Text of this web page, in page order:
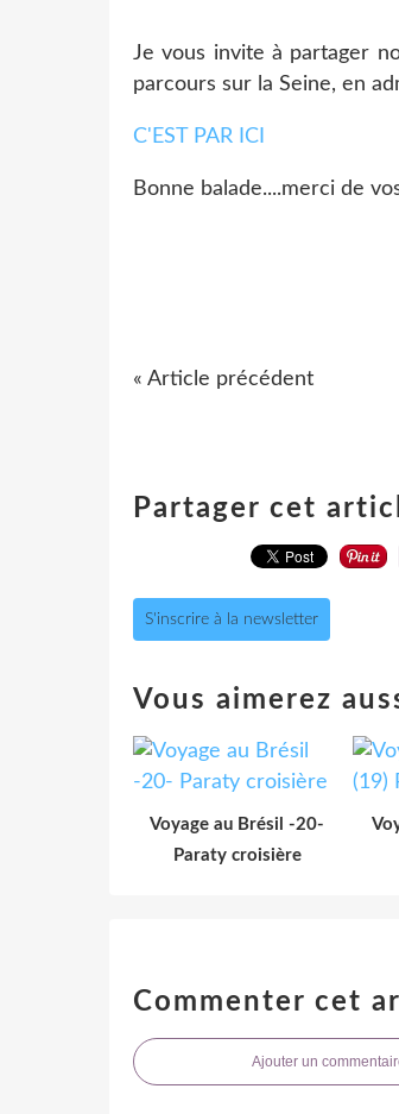
Je vous invite à partager
parcours sur la Seine, en
C'EST PAR ICI
Bonne balade....merci de
« Article précédent
Partager cet
S'inscrire à la newsletter
Vous aimerez
Voyage au Brésil -20-
Paraty croisière
Commenter cet
Ajouter un